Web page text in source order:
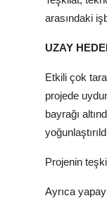
arasındaki
UZAY
Etkili çok
projede
bayrağı
Projenin
Ayrıca